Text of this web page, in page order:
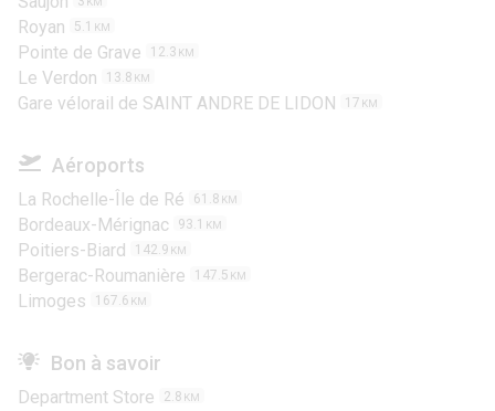
Royan 5.1 KM
Pointe de Grave 12.3 KM
Le Verdon 13.8 KM
Gare vélorail de SAINT ANDRE DE LIDON 17 KM
Aéroports
La Rochelle-Île de Ré 61.8 KM
Bordeaux-Mérignac 93.1 KM
Poitiers-Biard 142.9 KM
Bergerac-Roumanière 147.5 KM
Limoges 167.6 KM
Bon à savoir
Department Store 2.8 KM